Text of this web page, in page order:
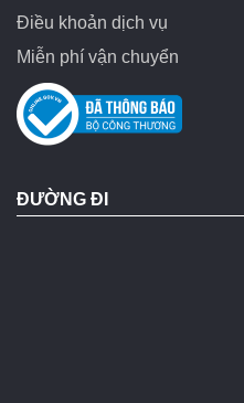
Điều khoản dịch vụ
Miễn phí vận chuyển
ĐƯỜNG ĐI